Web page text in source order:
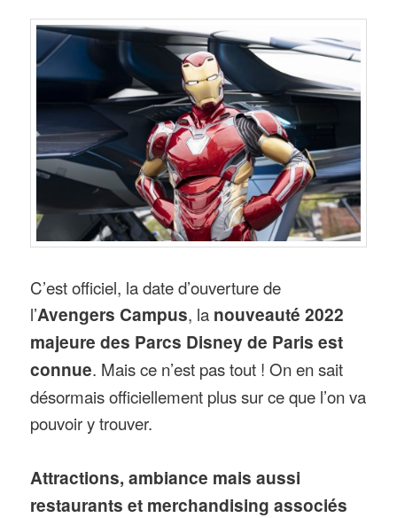
C’est officiel, la date d’ouverture de
l’Avengers Campus, la nouveauté 2022
majeure des Parcs Disney de Paris est
connue. Mais ce n’est pas tout ! On en sait
désormais officiellement plus sur ce que l’on va
pouvoir y trouver.
Attractions, ambiance mais aussi
restaurants et merchandising associés